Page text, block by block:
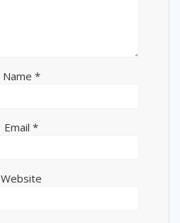
Name *
Email *
Website